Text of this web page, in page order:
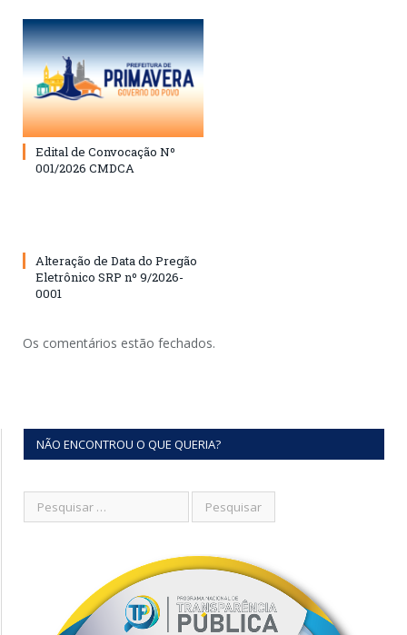
Edital de Convocação Nº
001/2026 CMDCA
Alteração de Data do Pregão
Eletrônico SRP nº 9/2026-
0001
Os comentários estão fechados.
NÃO ENCONTROU O QUE QUERIA?